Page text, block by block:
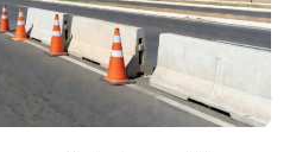
de Tarso / Prefeitura de Anápolis)